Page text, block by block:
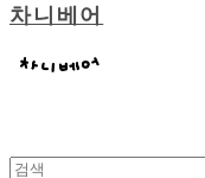
차니베어